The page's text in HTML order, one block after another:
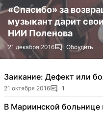
«Спасибо» за
музыкант дарит
НИИ Поленова
21 декабря 2016 Обсудить
Заикание: Дефект или
21 октября 2016 1
В Мариинской